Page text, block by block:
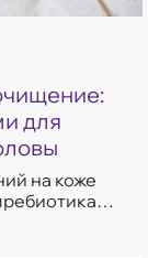
для
на коже